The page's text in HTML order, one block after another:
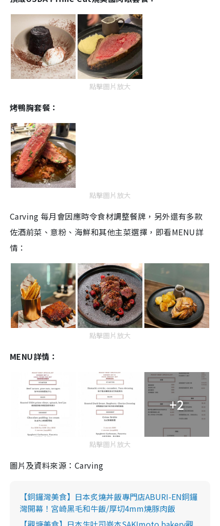
點擊圖片放大
烤鴨胸套餐：
點擊圖片放大
Carving 每月會因應時令食材調整餐牌，另外還有多款
佐酒前菜、意粉、海鮮和其他主菜選擇，即看MENU詳
情：
點擊圖片放大
MENU詳情：
+2
點擊圖片放大
圖片及資料來源：Carving
【銅鑼灣美食】日本炙燒丼飯專門店ABURI-EN銅鑼
灣開幕！宮崎黑毛和牛飯/厚切4mm燒豚肉飯